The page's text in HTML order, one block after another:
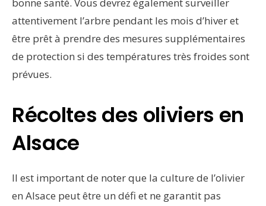
bonne santé. Vous devrez également surveiller
attentivement l’arbre pendant les mois d’hiver et
être prêt à prendre des mesures supplémentaires
de protection si des températures très froides sont
prévues.
Récoltes des oliviers en
Alsace
Il est important de noter que la culture de l’olivier
en Alsace peut être un défi et ne garantit pas